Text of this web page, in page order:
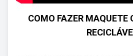
COMO FAZER MAQUETE